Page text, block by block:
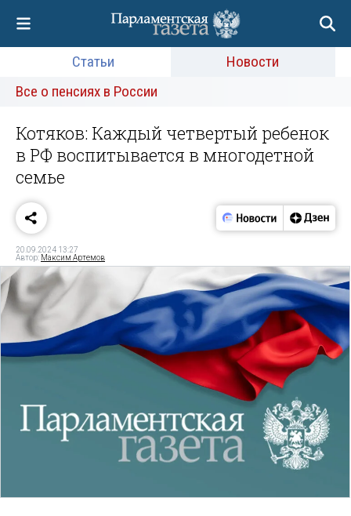
Статьи
Новости
Все о пенсиях в России
Котяков: Каждый четвертый ребенок
в РФ воспитывается в многодетной
семье
20.09.2024 13:27
Автор: Максим Артемов